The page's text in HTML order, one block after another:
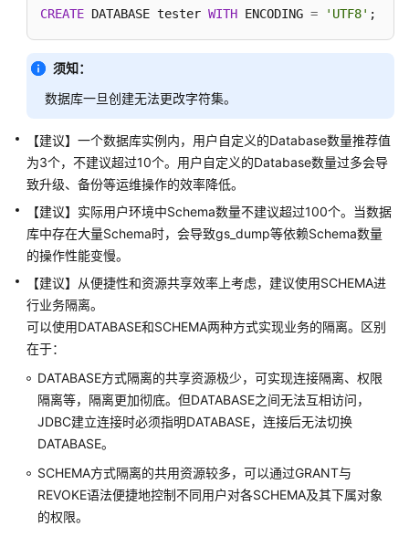
南
式
8.x）
据
库
系
统
概
数
据
安
全
数
库
使
用
CREATE DATABASE tester WITH ENCODING = 'UTF8' ;
须知：
数据库一旦创建无法更改字符集。
【建议】一个数据库实例内，用户自定义的Database数量推荐值
为3个，不建议超过10个。用户自定义的Database数量过多会导
致升级、备份等运维操作的效率降低。
【建议】实际用户环境中Schema数量不建议超过100个。当数据
库中存在大量Schema时，会导致gs_dump等依赖Schema数量
的操作性能变慢。
【建议】从便捷性和资源共享效率上考虑，建议使用SCHEMA进
行业务隔离。
可以使用DATABASE和SCHEMA两种方式实现业务的隔离。区别
在于：
DATABASE方式隔离的共享资源极少，可实现连接隔离、权限
隔离等，隔离更加彻底。但DATABASE之间无法互相访问，
JDBC建立连接时必须指明DATABASE，连接后无法切换
DATABASE。
SCHEMA方式隔离的共用资源较多，可以通过GRANT与
REVOKE语法便捷地控制不同用户对各SCHEMA及其下属对象
的权限。